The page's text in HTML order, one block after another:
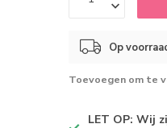
Op
Toevoegen om te
LET OP: Wij